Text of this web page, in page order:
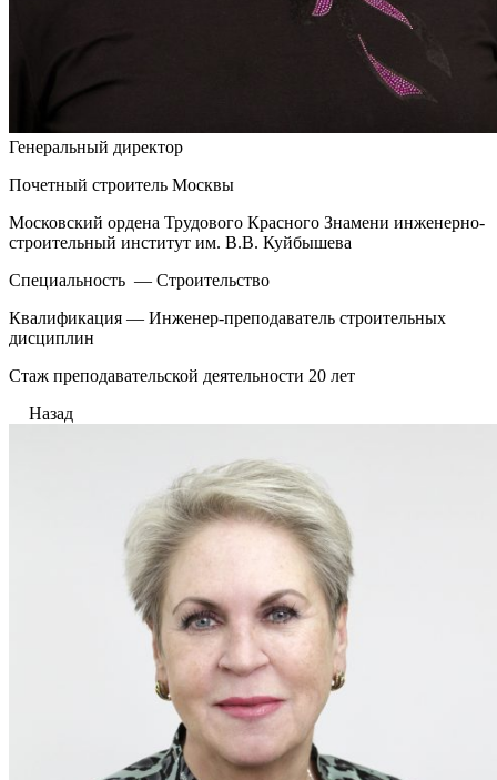
Генеральный директор
Почетный строитель Москвы
Московский ордена Трудового Красного Знамени инженерно-
строительный институт им. В.В. Куйбышева
Специальность — Строительство
Квалификация — Инженер-преподаватель строительных
дисциплин
Стаж преподавательской деятельности 20 лет
Назад